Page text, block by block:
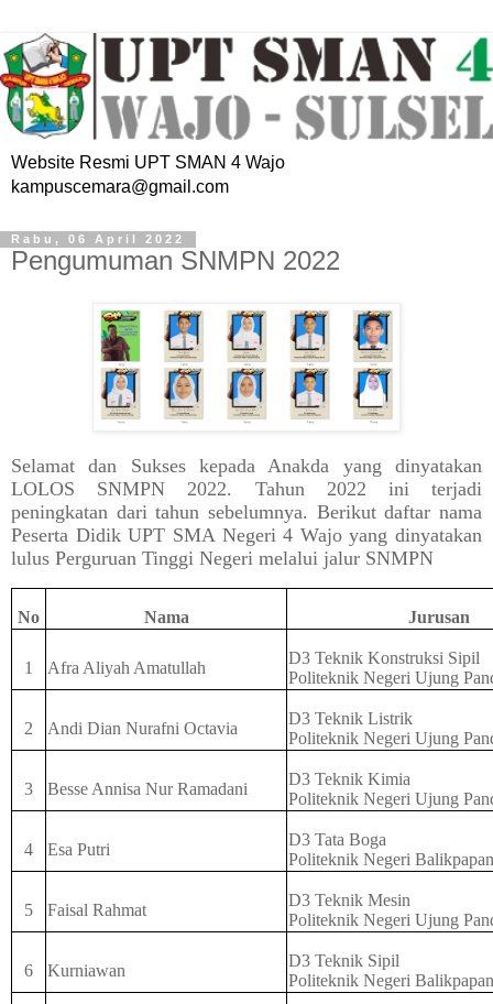
Website Resmi UPT SMAN 4 Wajo
kampuscemara@gmail.com
Rabu, 06 April 2022
Pengumuman SNMPN 2022
Selamat dan Sukses kepada Anakda yang dinyatakan
LOLOS SNMPN 2022. Tahun 2022 ini terjadi
peningkatan dari tahun sebelumnya. Berikut daftar nama
Peserta Didik UPT SMA Negeri 4 Wajo yang dinyatakan
lulus Perguruan Tinggi Negeri melalui jalur SNMPN
No Nama Jurusan
1 Afra Aliyah Amatullah
D3 Teknik Konstruksi Sipil
Politeknik Negeri Ujung
2 Andi Dian Nurafni Octavia
D3 Teknik Listrik
Politeknik Negeri Ujung
3 Besse Annisa Nur Ramadani
D3 Teknik Kimia
Politeknik Negeri Ujung
4 Esa Putri
D3 Tata Boga
Politeknik Negeri Balikpapan
5 Faisal Rahmat
D3 Teknik Mesin
Politeknik Negeri Ujung
6 Kurniawan
D3 Teknik Sipil
Politeknik Negeri Balikpapan